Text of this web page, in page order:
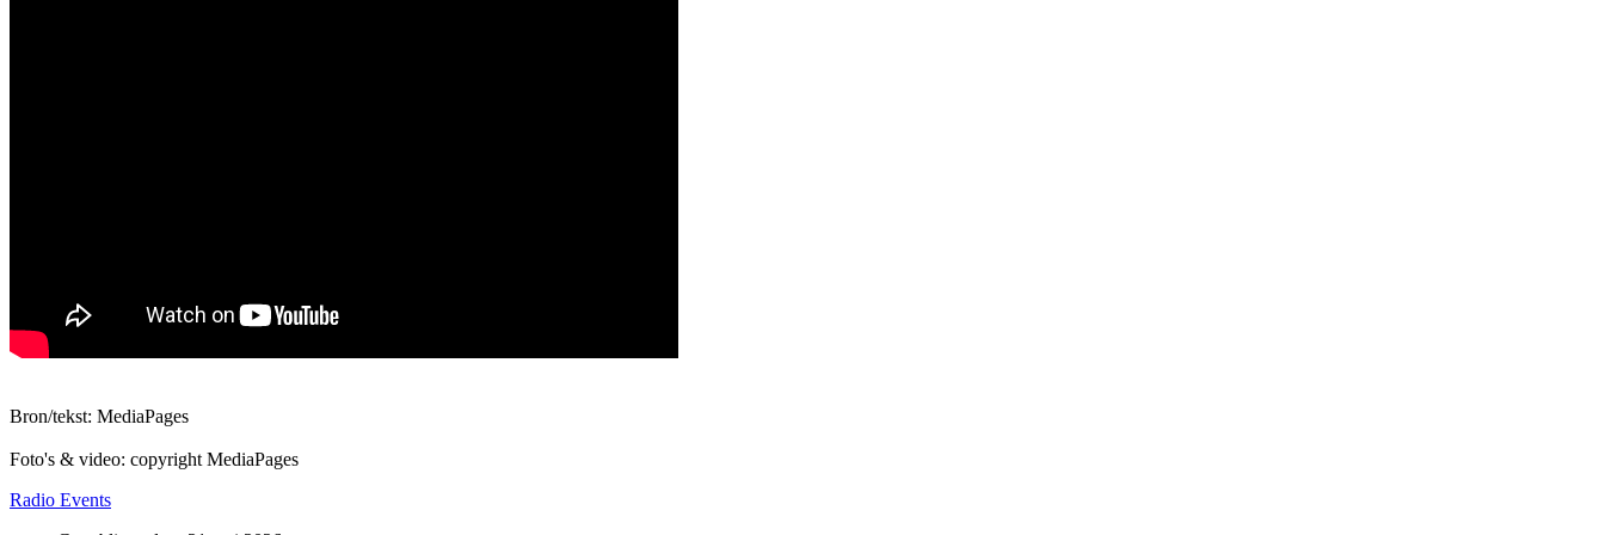
Bron/tekst: MediaPages
Foto's & video: copyright MediaPages
Radio Events